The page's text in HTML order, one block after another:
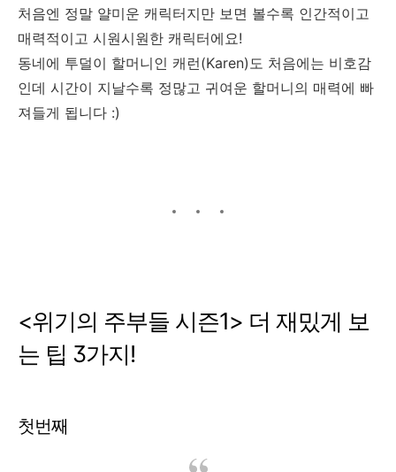
처음엔 정말 얄미운 캐릭터지만 보면 볼수록 인간적이고
매력적이고 시원시원한 캐릭터에요!
동네에 투덜이 할머니인 캐런(Karen)도 처음에는 비호감
인데 시간이 지날수록 정많고 귀여운 할머니의 매력에 빠
져들게 됩니다 :)
<위기의 주부들 시즌1> 더 재밌게 보
는 팁 3가지!
첫번째